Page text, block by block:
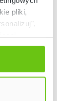
pliki,
Wtedy
strony.
przycisku w